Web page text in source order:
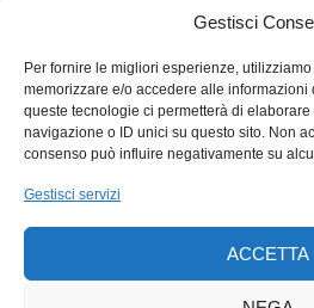
Gestisci
Per fornire le migliori esperienze,
memorizzare e/o accedere alle
queste tecnologie ci permetterà di
navigazione o ID unici su questo sito. Non
consenso può influire negativamente su
Gestisci servizi
ACCETTA